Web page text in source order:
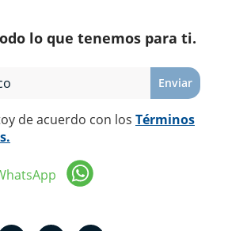
lo que tenemos para ti.
Enviar
de acuerdo con los Términos